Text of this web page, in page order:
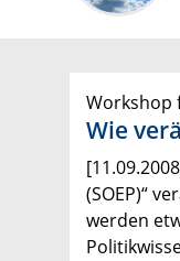
Workshop
Wie
(SOEP)“
werden